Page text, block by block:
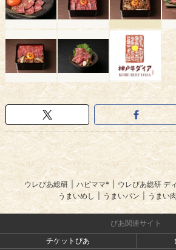
ウレぴあ総研 ハピママ* ウレぴあ総研 デ
うまいめし
うまいパン | うまい
ぴあ関連サイト
チケットぴあ